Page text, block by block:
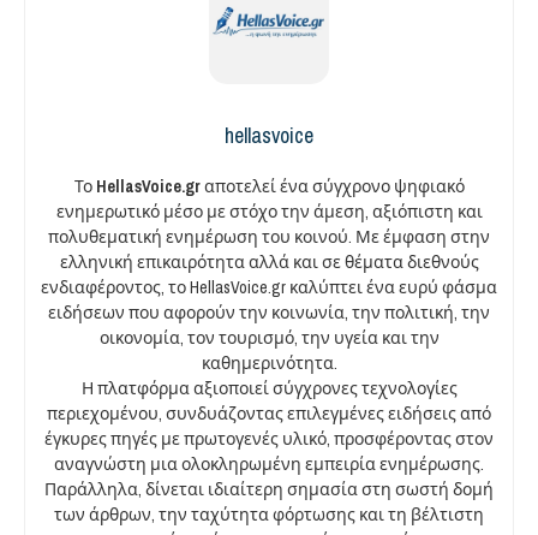
hellasvoice
Το HellasVoice.grαποτελεί ένα σύγχρονο ψηφιακό
ενημερωτικό μέσο με στόχο την άμεση, αξιόπιστη και
πολυθεματική ενημέρωση του κοινού. Με έμφαση στην
ελληνική επικαιρότητα αλλά και σε θέματα διεθνούς
ενδιαφέροντος, το HellasVoice.gr καλύπτει ένα ευρύ φάσμα
ειδήσεων που αφορούν την κοινωνία, την πολιτική, την
οικονομία, τον τουρισμό, την υγεία και την
καθημερινότητα.
Η πλατφόρμα αξιοποιεί σύγχρονες τεχνολογίες
περιεχομένου, συνδυάζοντας επιλεγμένες ειδήσεις από
έγκυρες πηγές με πρωτογενές υλικό, προσφέροντας στον
αναγνώστη μια ολοκληρωμένη εμπειρία ενημέρωσης.
Παράλληλα, δίνεται ιδιαίτερη σημασία στη σωστή δομή
των άρθρων, την ταχύτητα φόρτωσης και τη βέλτιστη